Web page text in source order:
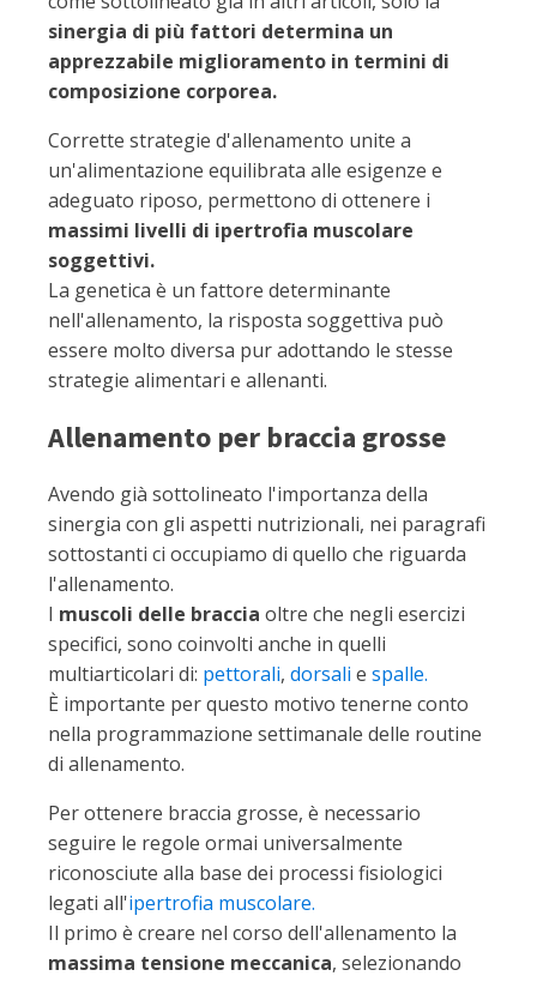
sinergia di più fattori determina un
apprezzabile miglioramento in termini di
composizione corporea.
Corrette strategie d'allenamento unite a
un'alimentazione equilibrata alle esigenze e
adeguato riposo, permettono di ottenere i
massimi livelli di ipertrofia muscolare
soggettivi.
La genetica è un fattore determinante
nell'allenamento, la risposta soggettiva può
essere molto diversa pur adottando le stesse
strategie alimentari e allenanti.
Allenamento per braccia grosse
Avendo già sottolineato l'importanza della
sinergia con gli aspetti nutrizionali, nei paragrafi
sottostanti ci occupiamo di quello che riguarda
l'allenamento.
I muscoli delle braccia oltre che negli esercizi
specifici, sono coinvolti anche in quelli
multiarticolari di: pettorali, dorsali e spalle.
È importante per questo motivo tenerne conto
nella programmazione settimanale delle routine
di allenamento.
Per ottenere braccia grosse, è necessario
seguire le regole ormai universalmente
riconosciute alla base dei processi fisiologici
legati all'ipertrofia muscolare.
Il primo è creare nel corso dell'allenamento la
massima tensione meccanica, selezionando